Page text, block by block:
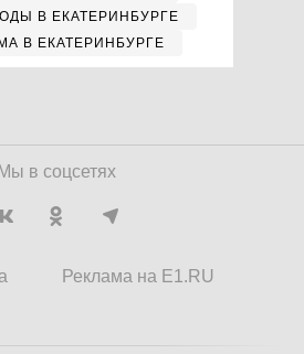
В ЕКАТЕРИНБУРГЕ
В ЕКАТЕРИНБУРГЕ
Мы в соцсетях
Реклама на E1.RU